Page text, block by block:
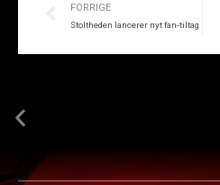
FORRIGE
Stoltheden lancerer nyt fan-tiltag